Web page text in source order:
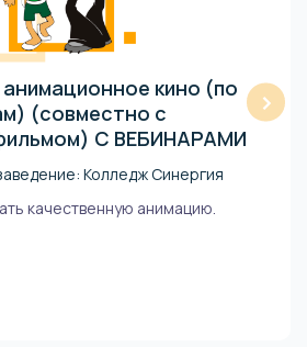
кино (по
(совместно с
С ВЕБИНАРАМИ
Колледж Синергия
качественную анимацию.
›